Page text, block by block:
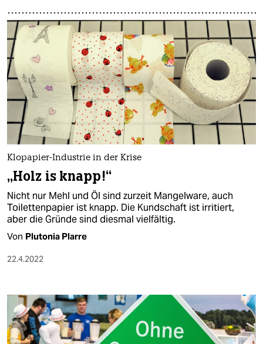
Klopapier-Industrie in der Krise
„Holz is knapp!“
Nicht nur Mehl und Öl sind zurzeit Mangelware, auch
Toilettenpapier ist knapp. Die Kundschaft ist irritiert,
aber die Gründe sind diesmal vielfältig.
Von Plutonia Plarre
22.4.2022